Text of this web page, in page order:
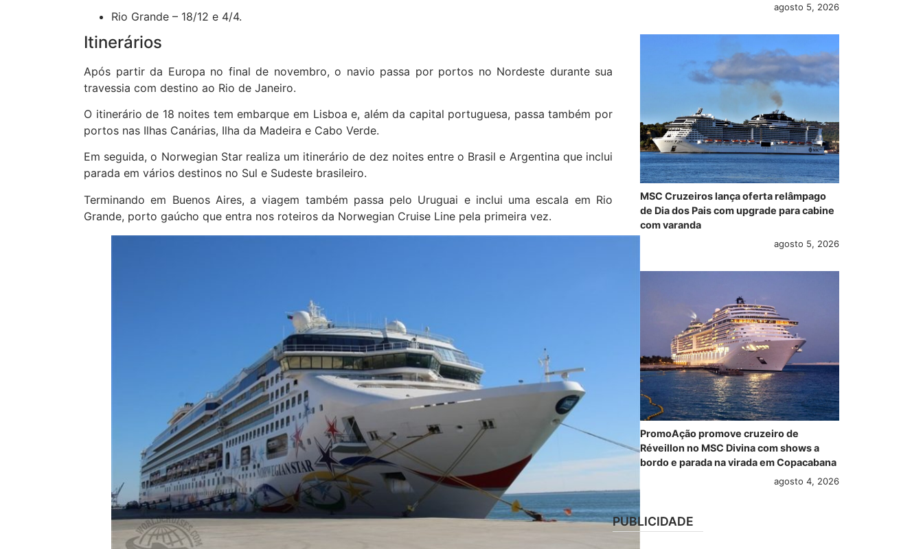
Rio Grande – 18/12 e 4/4.
Itinerários
Após partir da Europa no final de novembro, o navio passa por portos no Nordeste durante sua
travessia com destino ao Rio de Janeiro.
O itinerário de 18 noites tem embarque em Lisboa e, além da capital portuguesa, passa também por
portos nas Ilhas Canárias, Ilha da Madeira e Cabo Verde.
Em seguida, o Norwegian Star realiza um itinerário de dez noites entre o Brasil e Argentina que inclui
parada em vários destinos no Sul e Sudeste brasileiro.
Terminando em Buenos Aires, a viagem também passa pelo Uruguai e inclui uma escala em Rio
Grande, porto gaúcho que entra nos roteiros da Norwegian Cruise Line pela primeira vez.
agosto 5, 2026
MSC Cruzeiros lança oferta relâmpago
de Dia dos Pais com upgrade para cabine
com varanda
agosto 5, 2026
PromoAção promove cruzeiro de
Réveillon no MSC Divina com shows a
bordo e parada na virada em Copacabana
agosto 4, 2026
PUBLICIDADE